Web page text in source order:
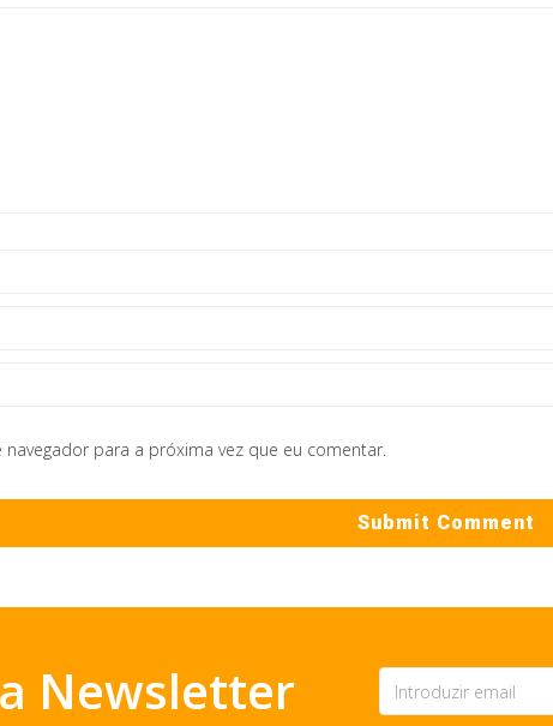
para a próxima vez que eu comentar.
Newsletter